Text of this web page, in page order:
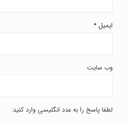
ایمیل *
وب‌ سایت
لطفا پاسخ را به عدد انگلیسی وارد کنید: